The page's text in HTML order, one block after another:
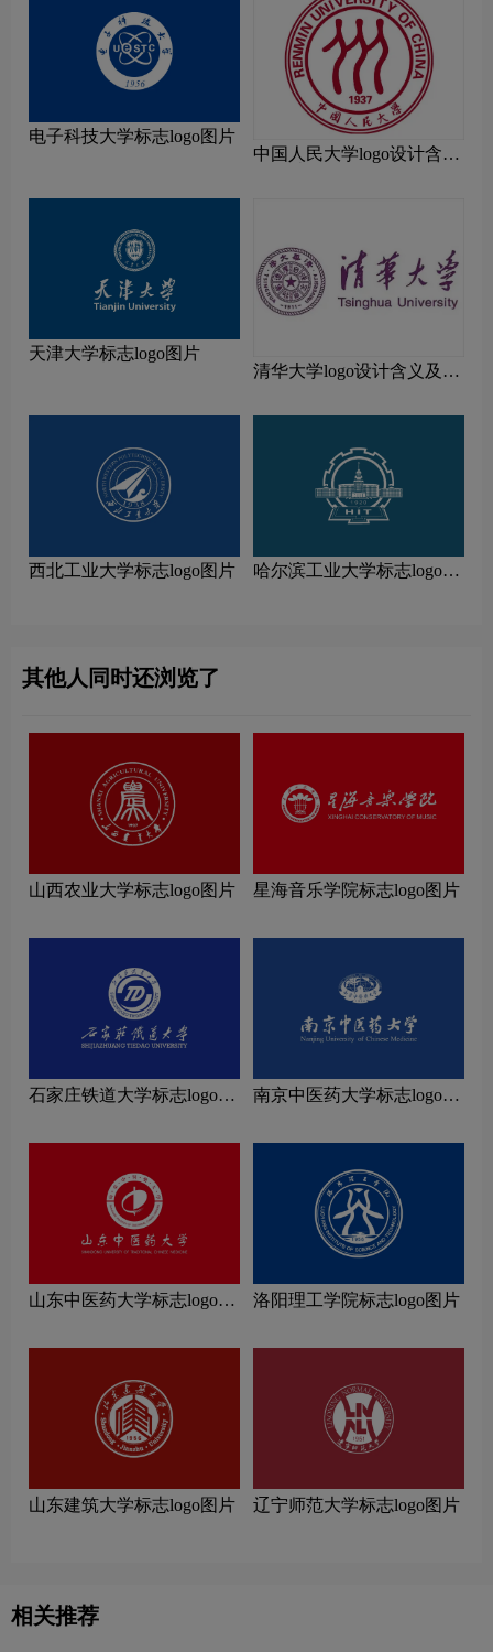
电子科技大学标志logo图片
中国人民大学logo设计含义
天津大学标志logo图片
清华大学logo设计含义及设
西北工业大学标志logo图片
哈尔滨工业大学标志logo图
其他人同时还浏览了
山西农业大学标志logo图片 星海音乐学院标志logo图片
石家庄铁道大学标志logo图
南京中医药大学标志logo图
山东中医药大学标志logo图
洛阳理工学院标志logo图片
山东建筑大学标志logo图片 辽宁师范大学标志logo图片
相关推荐